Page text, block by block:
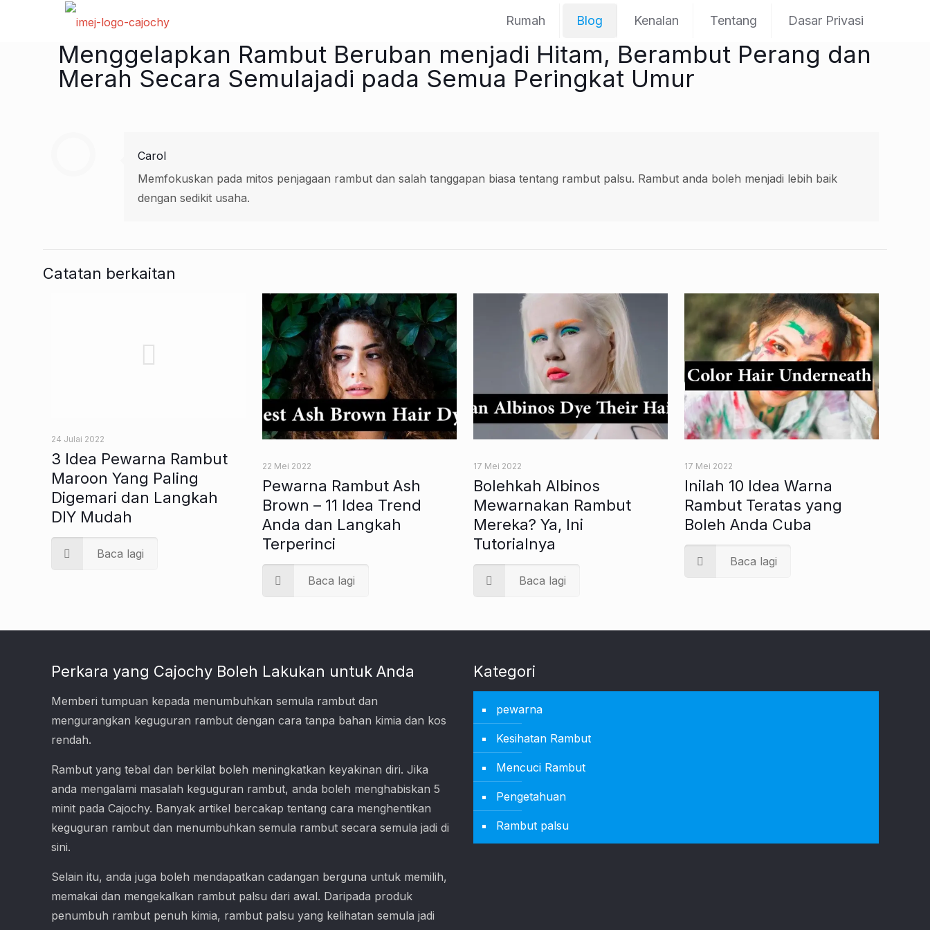
Rumah Blog Kenalan Tentang Dasar Privasi
Menggelapkan Rambut Beruban menjadi Hitam, Berambut Perang dan
Merah Secara Semulajadi pada Semua Peringkat Umur
Carol
Memfokuskan pada mitos penjagaan rambut dan salah tanggapan biasa tentang rambut palsu. Rambut anda boleh menjadi lebih baik
dengan sedikit usaha.
Catatan berkaitan
24 Julai 2022
3 Idea Pewarna Rambut
Maroon Yang Paling
Digemari dan Langkah
DIY Mudah
Baca lagi
22 Mei 2022
Pewarna Rambut Ash
Brown – 11 Idea Trend
Anda dan Langkah
Terperinci
Baca lagi
17 Mei 2022
Bolehkah Albinos
Mewarnakan Rambut
Mereka? Ya, Ini
Tutorialnya
Baca lagi
17 Mei 2022
Inilah 10 Idea Warna
Rambut Teratas yang
Boleh Anda Cuba
Baca lagi
Perkara yang Cajochy Boleh Lakukan untuk Anda
Memberi tumpuan kepada menumbuhkan semula rambut dan
mengurangkan keguguran rambut dengan cara tanpa bahan kimia dan kos
rendah.
Rambut yang tebal dan berkilat boleh meningkatkan keyakinan diri. Jika
anda mengalami masalah keguguran rambut, anda boleh menghabiskan 5
minit pada Cajochy. Banyak artikel bercakap tentang cara menghentikan
keguguran rambut dan menumbuhkan semula rambut secara semula jadi di
sini.
Selain itu, anda juga boleh mendapatkan cadangan berguna untuk memilih,
memakai dan mengekalkan rambut palsu dari awal. Daripada produk
penumbuh rambut penuh kimia, rambut palsu yang kelihatan semula jadi
Kategori
pewarna
Kesihatan Rambut
Mencuci Rambut
Pengetahuan
Rambut palsu